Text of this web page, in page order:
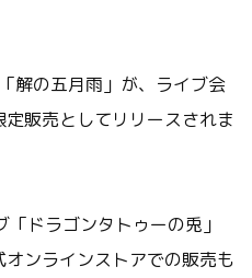
解の五月雨」が、ライブ会
販売としてリリースされま
ドラゴンタトゥーの兎」
ンラインストアでの販売も